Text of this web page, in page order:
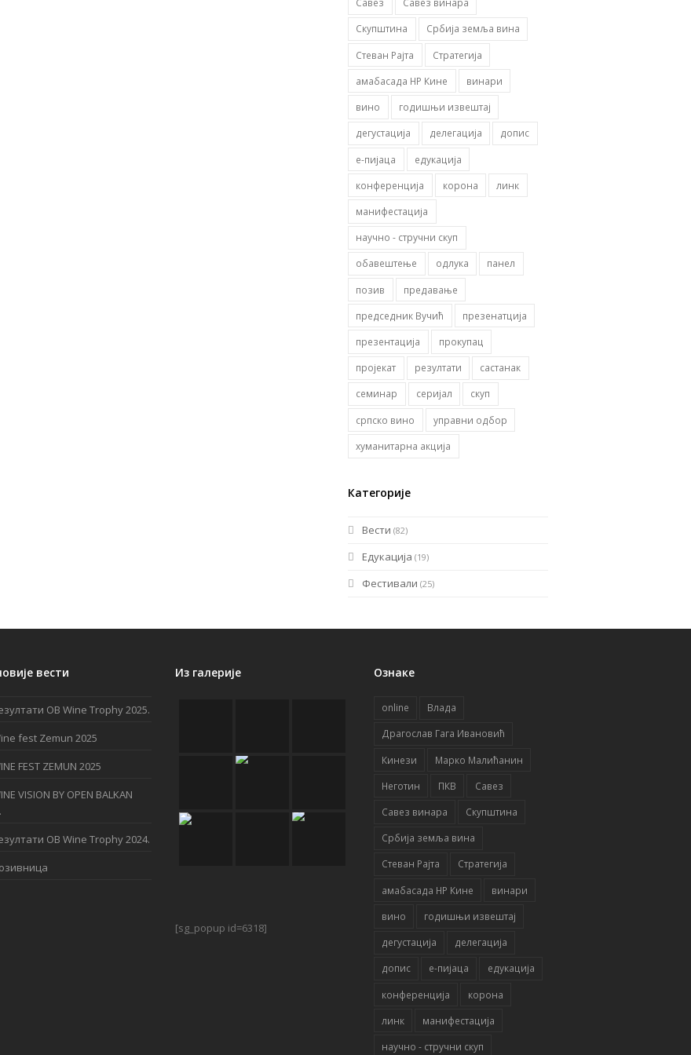
Савез
Савез винара
Скупштина
Србија земља вина
Стеван Рајта
Стратегија
амабасада НР Кине
винари
вино
годишњи извештај
дегустација
делегација
допис
е-пијаца
едукација
конференција
корона
линк
манифестација
научно - стручни скуп
обавештење
одлука
панел
позив
предавање
председник Вучић
презенатција
презентација
прокупац
пројекат
резултати
састанак
семинар
серијал
скуп
српско вино
управни одбор
хуманитарна акција
Категорије
Вести (82)
Едукација (19)
Фестивали (25)
вести
OB Wine Trophy 2025.
fest Zemun 2025
FEST ZEMUN 2025
VISION BY OPEN BALKAN
OB Wine Trophy 2024.
Из галерије
[sg_popup id=6318]
Ознаке
online
Влада
Драгослав Гага Ивановић
Кинези
Марко Малићанин
Неготин
ПКВ
Савез
Савез винара
Скупштина
Србија земља вина
Стеван Рајта
Стратегија
амабасада НР Кине
винари
вино
годишњи извештај
дегустација
делегација
допис
е-пијаца
едукација
конференција
корона
линк
манифестација
научно - стручни скуп